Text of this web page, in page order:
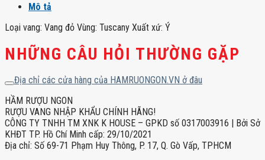
lượngMô tả
Loại vang: Vang đỏ Vùng: Tuscany Xuất xứ: Ý
NHỮNG CÂU HỎI THƯỜNG GẶP
Địa chỉ các cửa hàng của HAMRUONGON.VN ở đâu
HẦM RƯỢU NGON
RƯỢU VANG NHẬP KHẨU CHÍNH HÃNG!
CÔNG TY TNHH TM XNK K HOUSE – GPKD số 0317003916 | Bởi Sở
KHĐT TP. Hồ Chí Minh cấp: 29/10/2021
Địa chỉ: Số 69-71 Phạm Huy Thông, P. 17, Q. Gò Vấp, TPHCM